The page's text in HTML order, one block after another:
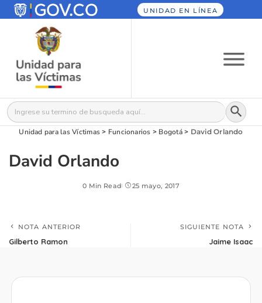
UNIDAD EN LÍNEA
Buscar: Botón
Unidad para las Víctimas > Funcionarios > Bogotá> David Orlando
David Orlando
0 Min Read 25 mayo, 2017
NOTA ANTERIOR
Gilberto Ramon
SIGUIENTE NOTA
Jaime Isaac